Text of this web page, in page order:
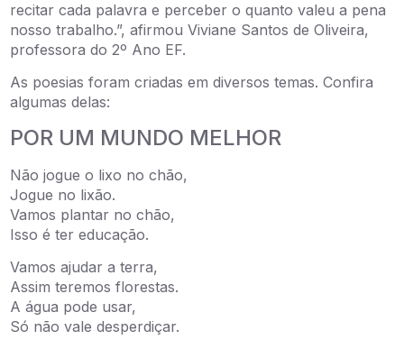
recitar cada palavra e perceber o quanto valeu a pena
nosso trabalho.”, afirmou Viviane Santos de Oliveira,
professora do 2º Ano EF.
As poesias foram criadas em diversos temas. Confira
algumas delas:
POR UM MUNDO MELHOR
Não jogue o lixo no chão,
Jogue no lixão.
Vamos plantar no chão,
Isso é ter educação.
Vamos ajudar a terra,
Assim teremos florestas.
A água pode usar,
Só não vale desperdiçar.